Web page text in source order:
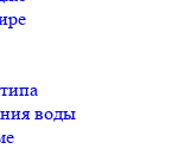
воды